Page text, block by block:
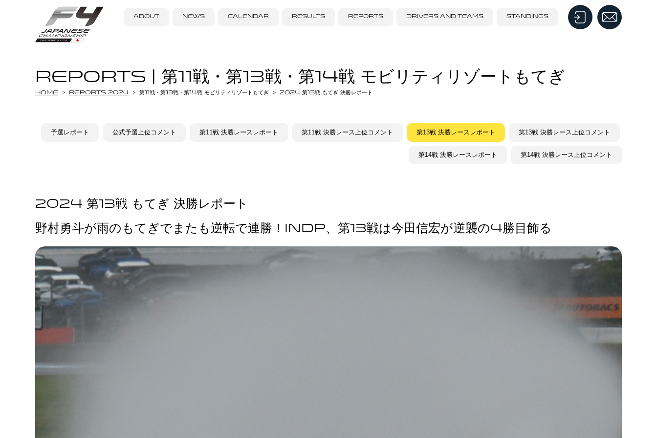
ABOUT NEWS CALENDAR RESULTS REPORTS DRIVERS AND TEAMS STANDINGS
REPORTS | 第11戦・第13戦・第14戦 モビリティリゾートもてぎ
Home REPORTS 2024 第11戦・第13戦・第14戦 モビリティリゾートもてぎ 2024 第13戦 もてぎ 決勝レポート
予選レポート 公式予選上位コメント 第11戦 決勝レースレポート 第11戦 決勝レース上位コメント 第13戦 決勝レースレポート 第13戦 決勝レース上位コメント
第14戦 決勝レースレポート 第14戦 決勝レース上位コメント
2024 第13戦 もてぎ 決勝レポート
野村勇斗が雨のもてぎでまたも逆転で連勝！INDP、第13戦は今田信宏が逆襲の4勝目飾る